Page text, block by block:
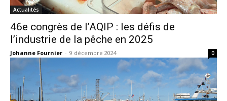
Actualités
46e congrès de l’AQIP : les défis de
l’industrie de la pêche en 2025
Johanne Fournier - 9 décembre 2024 0